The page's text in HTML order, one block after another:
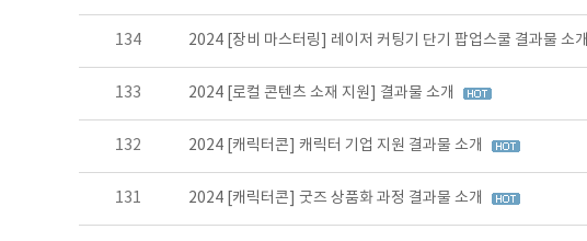
134 2024 [장비 마스터링] 레이저 커팅기 단기 팝업스쿨 결과물 소개
133 2024 [로컬 콘텐츠 소재 지원] 결과물 소개
132 2024 [캐릭터콘] 캐릭터 기업 지원 결과물 소개
131 2024 [캐릭터콘] 굿즈 상품화 과정 결과물 소개